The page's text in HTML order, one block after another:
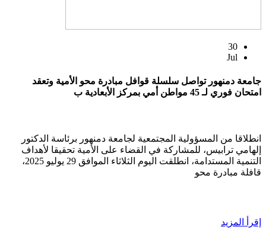
30
Jul
جامعة دمنهور تواصل سلسلة قوافل مبادرة محو الأمية وتعقد
امتحان فوري لـ 45 مواطن أمي بمركز الأبعادية ب
انطلاقا من المسؤولية المجتمعية لجامعة دمنهور برئاسة الدكتور
إلهامي ترابيس، للمشاركة في القضاء على الأمية تحقيقا لأهداف
التنمية المستدامة، انطلقت اليوم الثلاثاء الموافق 29 يوليو 2025،
قافلة مبادرة محو
إقرأ المزيد